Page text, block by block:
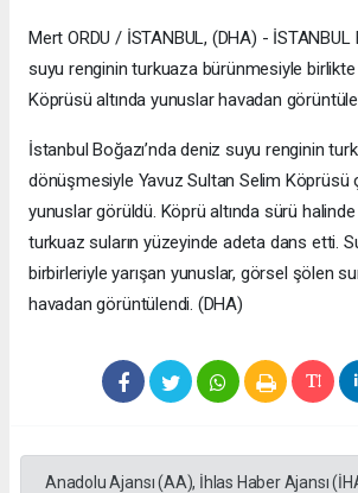
Mert ORDU / İSTANBUL, (DHA) - İSTANBUL
suyu renginin turkuaza bürünmesiyle
Köprüsü altında yunuslar havadan
İstanbul Boğazı’nda deniz suyu renginin
dönüşmesiyle Yavuz Sultan Selim Köprüsü
yunuslar görüldü. Köprü altında sürü
turkuaz suların yüzeyinde adeta dans etti.
birbirleriyle yarışan yunuslar, görsel şölen
havadan görüntülendi. (DHA)
Anadolu Ajansı (AA), İhlas Haber Ajansı